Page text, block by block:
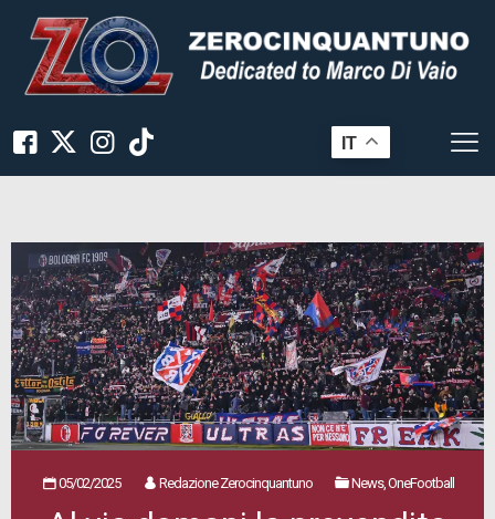
IT
05/02/2025 Redazione Zerocinquantuno News, OneFootball